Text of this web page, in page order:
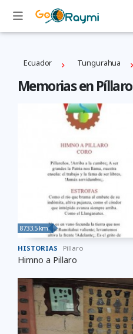
Ecuador Tungurahua
Memorias en Píllaro
8733.5 km
HISTORIAS Píllaro
Himno a Pillaro